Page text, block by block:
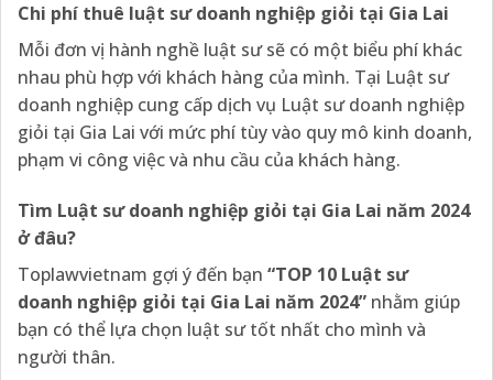
Chi phí thuê luật sư doanh nghiệp giỏi tại Gia Lai
Mỗi đơn vị hành nghề luật sư sẽ có một biểu phí khác
nhau phù hợp với khách hàng của mình. Tại Luật sư
doanh nghiệp cung cấp dịch vụ Luật sư doanh nghiệp
giỏi tại Gia Lai với mức phí tùy vào quy mô kinh doanh,
phạm vi công việc và nhu cầu của khách hàng.
Tìm Luật sư doanh nghiệp giỏi tại Gia Lai năm 2024
ở đâu?
Toplawvietnam gợi ý đến bạn “TOP 10 Luật sư
doanh nghiệp giỏi tại Gia Lai năm 2024” nhằm giúp
bạn có thể lựa chọn luật sư tốt nhất cho mình và
người thân.